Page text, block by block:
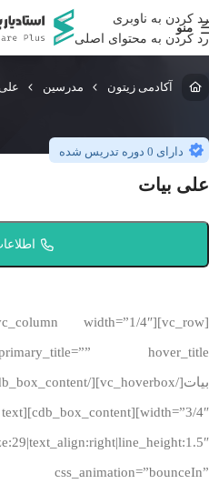
رد کردن به ناوبری
رد کردن به محتوای اصلی
منو
آکادمی زیتون مدرسین
دارای 0 دوره تدریس شده
علی بیات